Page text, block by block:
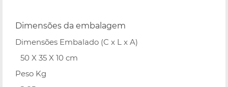
Dimensões da embalagem
Dimensões Embalado (C x L x A)
50 X 35 X 10 cm
Peso Kg